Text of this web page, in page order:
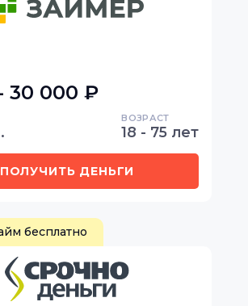
30 000 ₽
ВОЗРАСТ
18 - 75 лет
ПОЛУЧИТЬ ДЕНЬГИ
бесплатно